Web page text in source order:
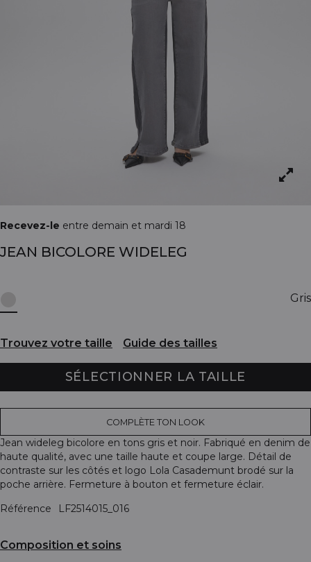
Recevez-le entre demain et mardi 18
JEAN BICOLORE WIDELEG
Gris
Trouvez votre taille Guide des tailles
SÉLECTIONNER LA TAILLE
COMPLÈTE TON LOOK
Jean wideleg bicolore en tons gris et noir. Fabriqué en denim de
haute qualité, avec une taille haute et coupe large. Détail de
contraste sur les côtés et logo Lola Casademunt brodé sur la
poche arrière. Fermeture à bouton et fermeture éclair.
Référence
LF2514015_016
Composition et soins